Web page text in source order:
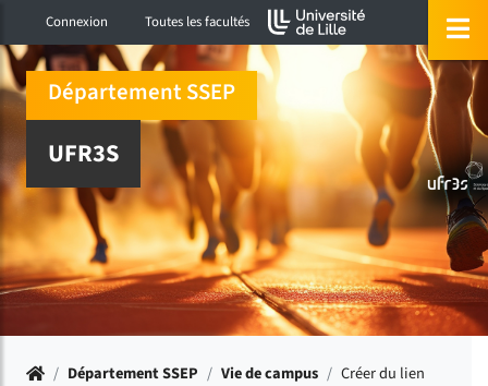
Accéder au menu principal
Accéder à la recherche
Accéder au pied de page
Connexion Toutes les facultés
menu
Département SSEP
UFR3S
Accueil
/ Département SSEP / Vie de campus / Créer du lien